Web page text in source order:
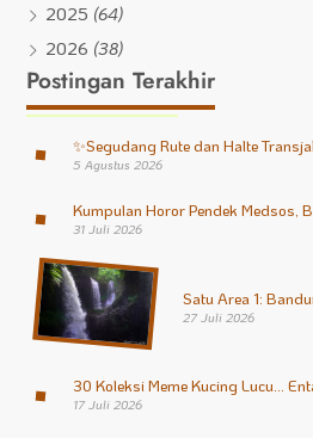
2025 (64)
2026 (38)
Postingan Terakhir
✨Segudang Rute dan Halte
5 Agustus 2026
Kumpulan Horor Pendek Medsos,
31 Juli 2026
Satu Area 1:
27 Juli 2026
30 Koleksi Meme Kucing Lucu…
17 Juli 2026